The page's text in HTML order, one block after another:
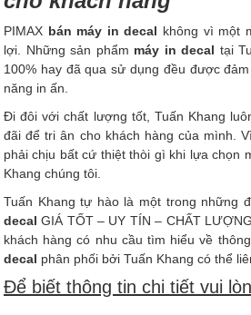
PIMAX bán máy in decal không vì một
lợi. Những sản phẩm máy in decal tại
100% hay đã qua sử dụng đều được
năng in ấn.
Đi đôi với chất lượng tốt, Tuấn Khang
đãi để tri ân cho khách hàng của mình.
phải chịu bất cứ thiệt thòi gì khi lựa chọn
Khang chúng tôi.
Tuấn Khang tự hào là một trong những
decalGIÁ TỐT – UY TÍN – CHẤT
khách hàng có nhu cầu tìm hiểu về
decal phân phối bởi Tuấn Khang có thể
Để biết thông tin chi tiết vui